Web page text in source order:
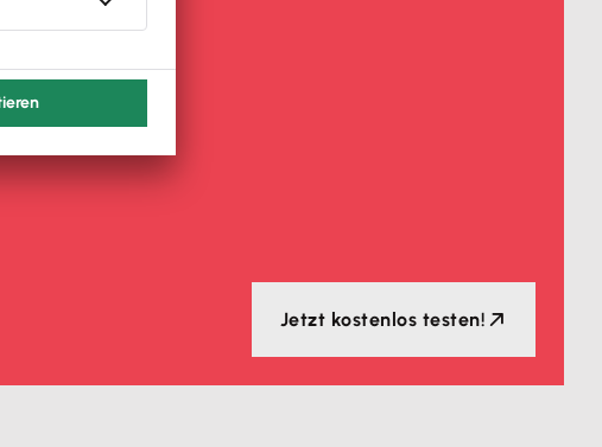
Jetzt kostenlos testen!